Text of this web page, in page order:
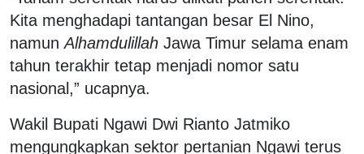
Kita menghadapi tantangan besar El Nino,
namunAlhamdulillah Jawa Timur selama enam
tahun terakhir tetap menjadi nomor satu
nasional,” ucapnya.
Wakil Bupati Ngawi Dwi Rianto Jatmiko
mengungkapkan sektor pertanian Ngawi terus